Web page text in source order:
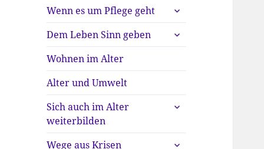
Wenn es um Pflege geht
untermenü
anzeigen
Dem Leben Sinn geben
untermenü
anzeigen
Wohnen im Alter
Alter und Umwelt
Sich auch im Alter
weiterbilden
untermenü
Wege aus Krisen
untermenü